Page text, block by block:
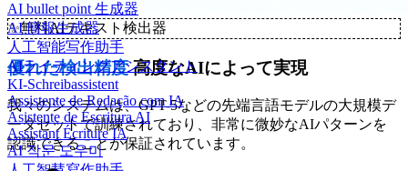
AI bullet point 生成器
AI 簡報生成器
人工智能写作助手
AIライティングアシスタント
KI-Schreibassistent
Assistente de Redação com IA
Asistente de Escritura AI
Assistant Écriture IA
AI 작문 도우미
✨無料AIテキスト検出器
優れた検出精度高度なAIによって実現
我々のシステムは、GPT-5などの先端言語モデルの大規模デ
ータセットで訓練されており、非常に微妙なAIパターンを
認識できることが保証されています。